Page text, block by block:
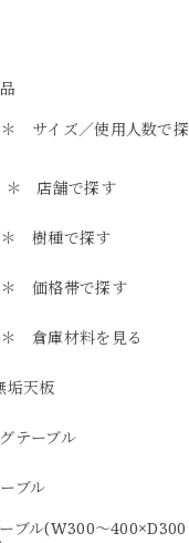
＊ サイズ／使用人数で探
＊ 店舗で探す
＊ 樹種で探す
＊ 価格帯で探す
＊ 倉庫材料を見る
垢天板
テーブル
ブル
ブル(W300～400×D300